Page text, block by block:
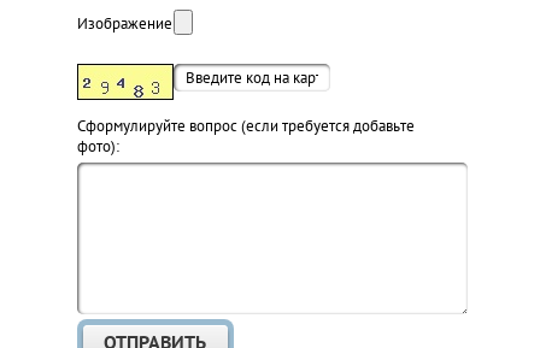
Изображение:
Cформулируйте вопрос (если требуется добавьте
фото):